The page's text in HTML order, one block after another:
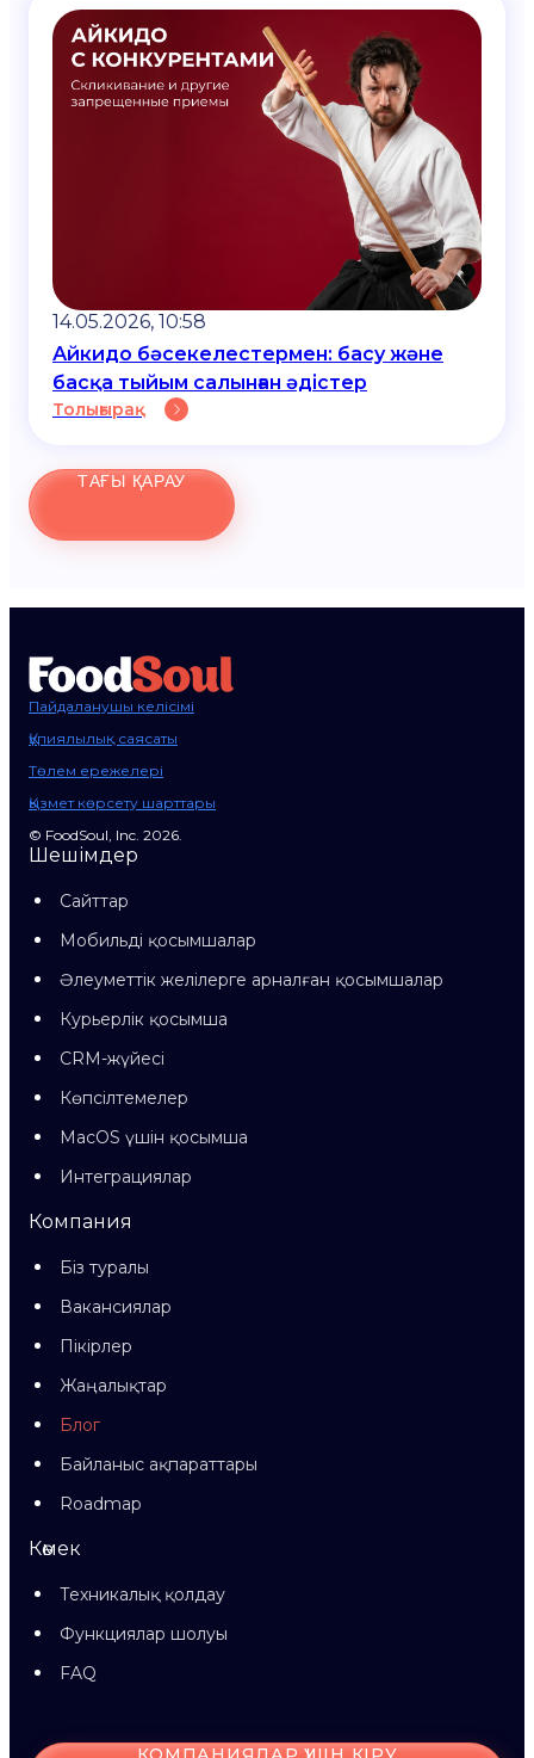
14.05.2026, 10:58
Айкидо бәсекелестермен: басу және
басқа тыйым салынған әдістер
Толығырақ
ТАҒЫ ҚАРАУ
Пайдаланушы келісімі
Құпиялылық саясаты
Төлем ережелері
Қызмет көрсету шарттары
© FoodSoul, Inc. 2026.
Шешімдер
Сайттар
Мобильді қосымшалар
Әлеуметтік желілерге арналған қосымшалар
Курьерлік қосымша
CRM-жүйесі
Көпсілтемелер
MacOS үшін қосымша
Интеграциялар
Компания
Біз туралы
Вакансиялар
Пікірлер
Жаңалықтар
Блог
Байланыс ақпараттары
Roadmap
Көмек
Техникалық қолдау
Функциялар шолуы
FAQ